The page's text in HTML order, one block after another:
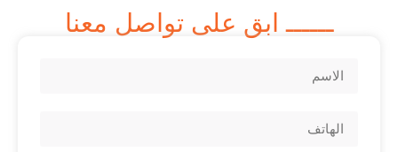
ــــــ ابق على تواصل معنا